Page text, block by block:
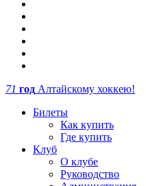
71 год Алтайскому хоккею!
Билеты
Как купить
Где купить
Клуб
О клубе
Руководство